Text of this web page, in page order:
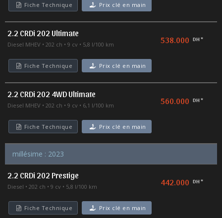
Fiche Technique Prix clé en main
2.2 CRDi 202 Ultimate
Diesel MHEV 202 ch 9 cv 5,8 l/100 km 538.000 DH *
Fiche Technique Prix clé en main
2.2 CRDi 202 4WD Ultimate
Diesel MHEV 202 ch 9 cv 6,1 l/100 km 560.000 DH *
Fiche Technique Prix clé en main
millésime : 2023
2.2 CRDi 202 Prestige
Diesel 202 ch 9 cv 5,8 l/100 km 442.000 DH *
Fiche Technique Prix clé en main